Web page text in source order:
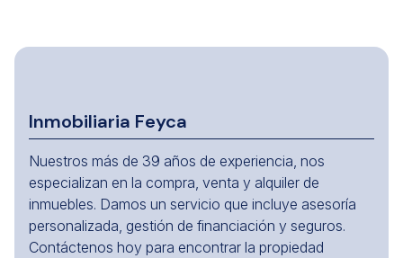
Inmobiliaria Feyca
Nuestros más de 39 años de experiencia, nos
especializan en la compra, venta y alquiler de
inmuebles. Damos un servicio que incluye asesoría
personalizada, gestión de financiación y seguros.
Contáctenos hoy para encontrar la propiedad